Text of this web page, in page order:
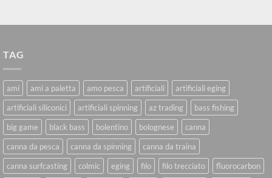
TAG
ami ami a paletta amo pesca artificiali
artificiali eging
artificiali siliconici
artificiali spinning az trading
bass fishing
big game
black bass bolentino bolognese
canna
canna da pesca
canna da spinning
canna da traina
canna surfcasting
colmic eging filo filo trecciato fluorocarbon